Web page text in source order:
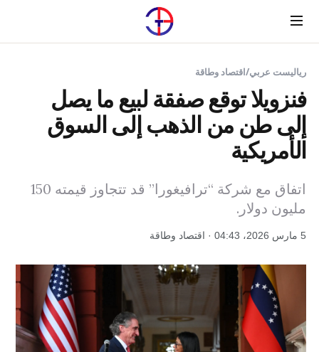
Menu
رياليست عربي/اقتصاد وطاقة
فنزويلا توقع صفقة لبيع ما يصل
إلى طن من الذهب إلى السوق
الأمريكية
اتفاق مع شركة “ترافيغورا” قد تتجاوز قيمته 150
مليون دولار.
5 مارس 2026، 04:43 · اقتصاد وطاقة